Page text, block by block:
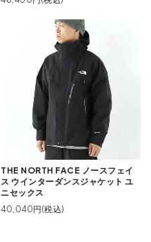
THE NORTH FACE ノースフェイ
ス ウインターダンスジャケット ユ
ニセックス
40,040円(税込)